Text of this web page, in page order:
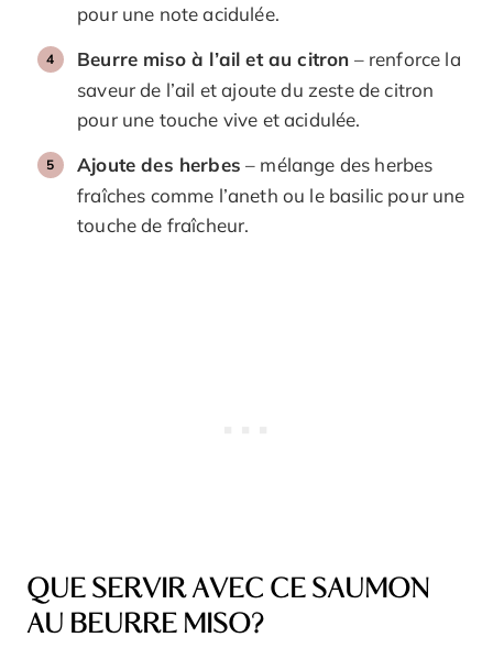
pour une note acidulée.
Beurre miso à l’ail et au citron – renforce la
saveur de l’ail et ajoute du zeste de citron
pour une touche vive et acidulée.
Ajoute des herbes – mélange des herbes
fraîches comme l’aneth ou le basilic pour une
touche de fraîcheur.
QUE SERVIR AVEC CE SAUMON
AU BEURRE MISO?